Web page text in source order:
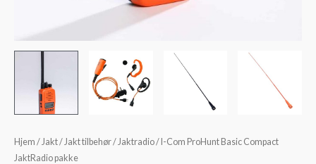
Hjem / Jakt/ Jakt tilbehør/ Jaktradio/ I-Com ProHunt Basic Compact
JaktRadio pakke